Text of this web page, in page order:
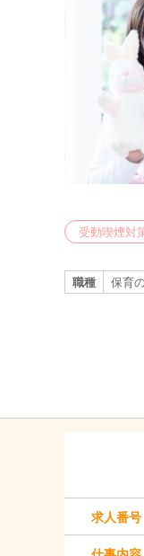
受動喫煙対
職種 保育
求人番号